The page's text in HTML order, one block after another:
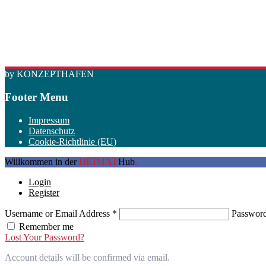
by KONZEPTHAFEN
Footer Menu
Impressum
Datenschutz
Cookie-Richtlinie (EU)
Willkommen in derHEIMATHub.
Login
Register
Username or Email Address *
Remember me
Lost Your Password?
Account details will be confirmed via email.